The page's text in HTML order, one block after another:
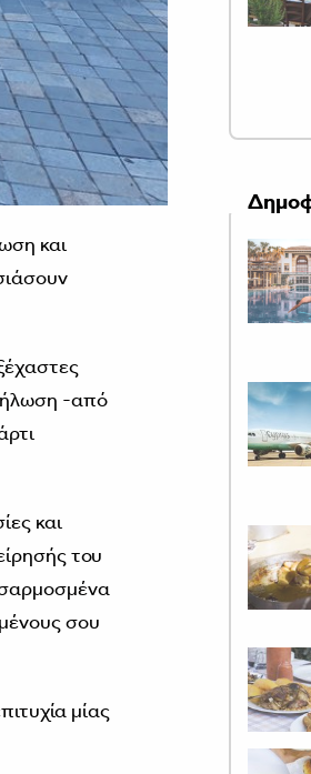
και
-από
και
του
σου
μίας